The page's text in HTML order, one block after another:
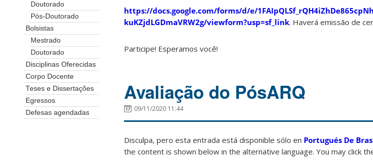
Doutorado
Pós-Doutorado
Bolsistas
Mestrado
Doutorado
Disciplinas Oferecidas
Corpo Docente
Teses e Dissertações
Egressos
Defesas agendadas
https://docs.google.com/forms/d/e/
kuKZjdLGDmaVRW2g/viewform?usp=sf_link. Haverá emissão de
Participe! Esperamos você!
Avaliação do PósARQ
09/11/2020 11:44
Disculpa, pero esta entrada está disponible sólo en Portugués De
the content is shown below in the alternative language. You may click